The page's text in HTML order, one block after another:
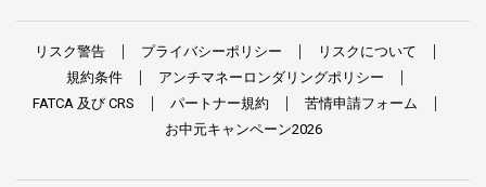
リスク警告 プライバシーポリシー
リスクについて
規約条件
アンチマネーロンダリングポリシー
FATCA 及び CRS パートナー規約 苦情申請フォーム
お中元キャンペーン2026